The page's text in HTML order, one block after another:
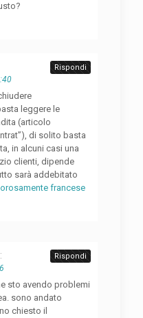
leggere le
(articolo
di solito basta
in alcuni casi una
clienti, dipende
sarà addebitato
francese
Rispondi
sto avendo problemi
sono andato
chiesto il
Rispondi